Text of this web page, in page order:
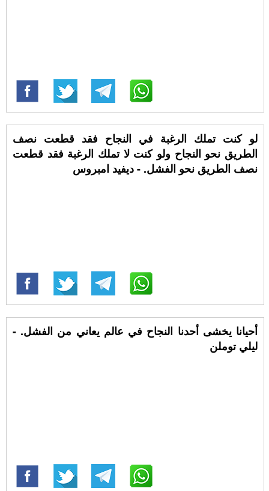
لو كنت تملك الرغبة في النجاح فقد قطعت نصف
الطريق نحو النجاح ولو كنت لا تملك الرغبة فقد قطعت
نصف الطريق نحو الفشل. - ديفيد امبروس
أحيانا يخشى أحدنا النجاح في عالم يعاني من الفشل. -
ليلي توملن